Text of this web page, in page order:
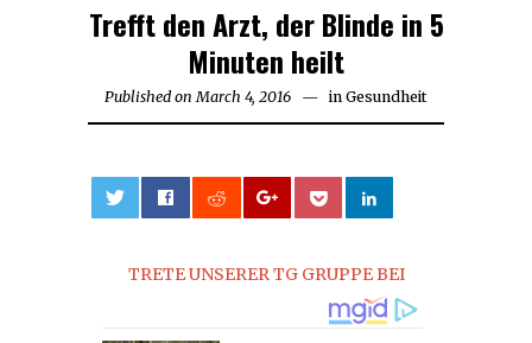
Trefft den Arzt, der Blinde in 5
Minuten heilt
Published on March 4, 2016 Marchin Gesundheit
TRETE UNSERER TG GRUPPE BEI